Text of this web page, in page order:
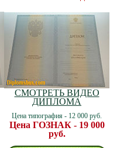
СМОТРЕТЬ ВИДЕО
ДИПЛОМА
Цена типография - 12 000 руб.
Цена ГОЗНАК - 19 000
руб.